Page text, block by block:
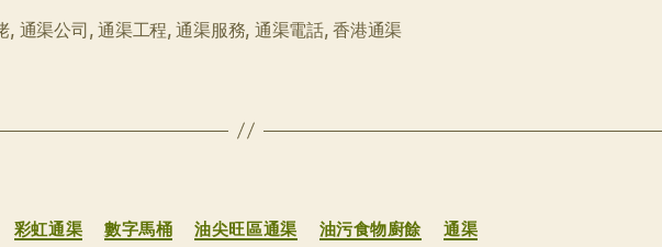
, 通渠公司,通渠工程,通渠服務, 通渠電話,香港通渠
分
彩虹通渠 數字馬桶 油尖旺區通渠 油污食物廚餘 通渠